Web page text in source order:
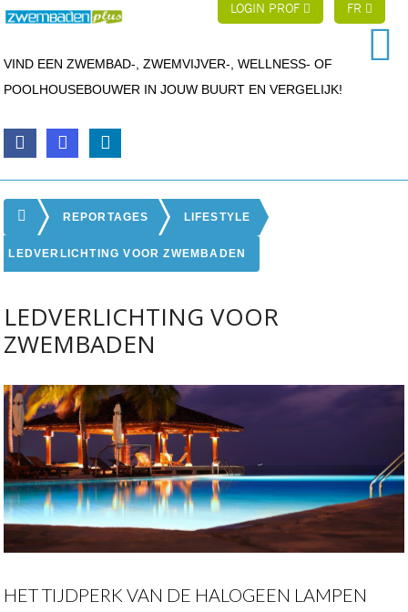
LOGIN PROF FR
VIND EEN ZWEMBAD-, ZWEMVIJVER-, WELLNESS- OF
POOLHOUSEBOUWER IN JOUW BUURT EN VERGELIJK!
REPORTAGES LIFESTYLE
LEDVERLICHTING VOOR ZWEMBADEN
LEDVERLICHTING VOOR
ZWEMBADEN
HET TIJDPERK VAN DE HALOGEEN LAMPEN